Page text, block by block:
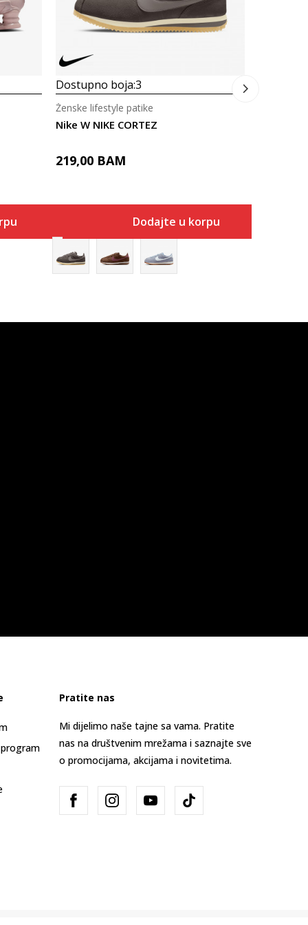
Dostupno boja:3
Nike W NIKE CORTEZ
Ženske lifestyle patike
219,00 BAM
Dodajte u korpu
Pratite nas
Mi dijelimo naše tajne sa vama. Pratite
nas na društvenim mrežama i saznajte sve
o promocijama, akcijama i novitetima.